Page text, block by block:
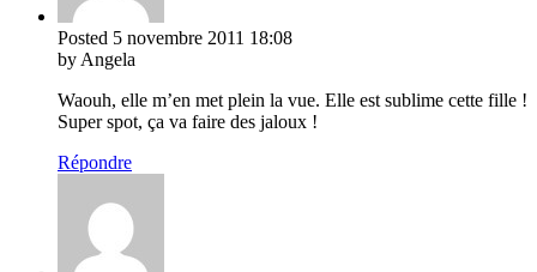
Posted 5 novembre 2011 18:08
by Angela
Waouh, elle m’en met plein la vue. Elle est sublime cette fille !
Super spot, ça va faire des jaloux !
Répondre